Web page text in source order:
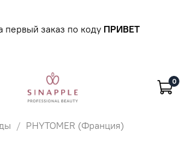
первый заказ по коду ПРИВЕТ
0
PHYTOMER (Франция)